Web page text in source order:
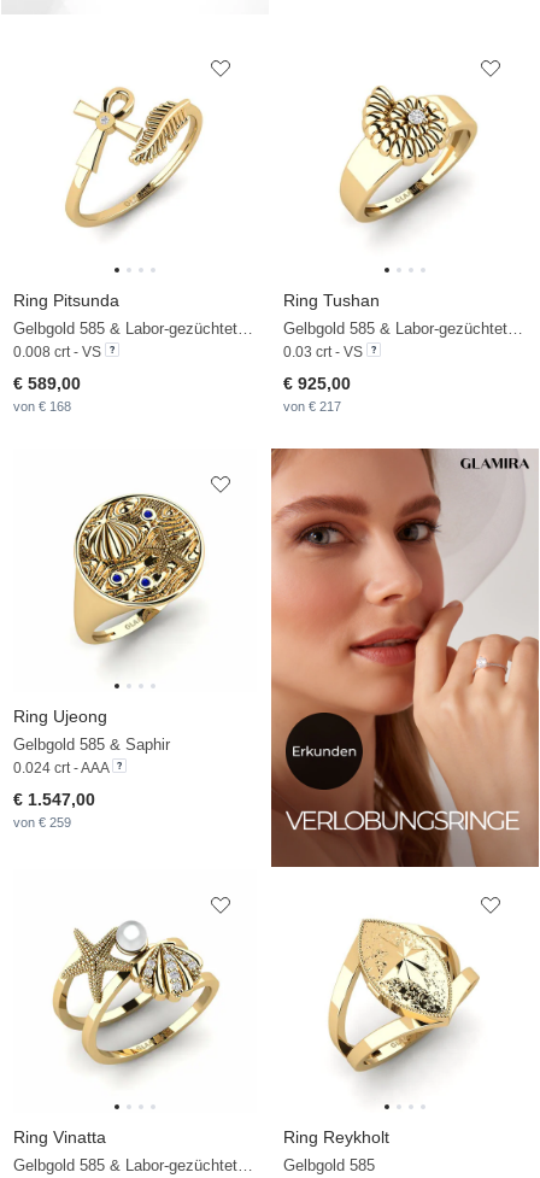
Ring Pitsunda
Gelbgold 585 & Labor-gezüchteter Diamant
0.008 crt - VS
€ 589,00
von € 168
Ring Tushan
Gelbgold 585 & Labor-gezüchteter Diamant
0.03 crt - VS
€ 925,00
von € 217
Ring Ujeong
Gelbgold 585 & Saphir
0.024 crt - AAA
€ 1.547,00
von € 259
Ring Vinatta Ring Reykholt
Gelbgold 585